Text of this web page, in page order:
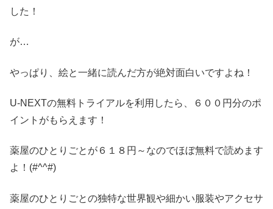
した！
が…
やっぱり、絵と一緒に読んだ方が絶対面白いですよね！
U-NEXTの無料トライアルを利用したら、６００円分のポ
イントがもらえます！
薬屋のひとりごとが６１８円～なのでほぼ無料で読めます
よ！(#^^#)
薬屋のひとりごとの独特な世界観や細かい服装やアクセサ